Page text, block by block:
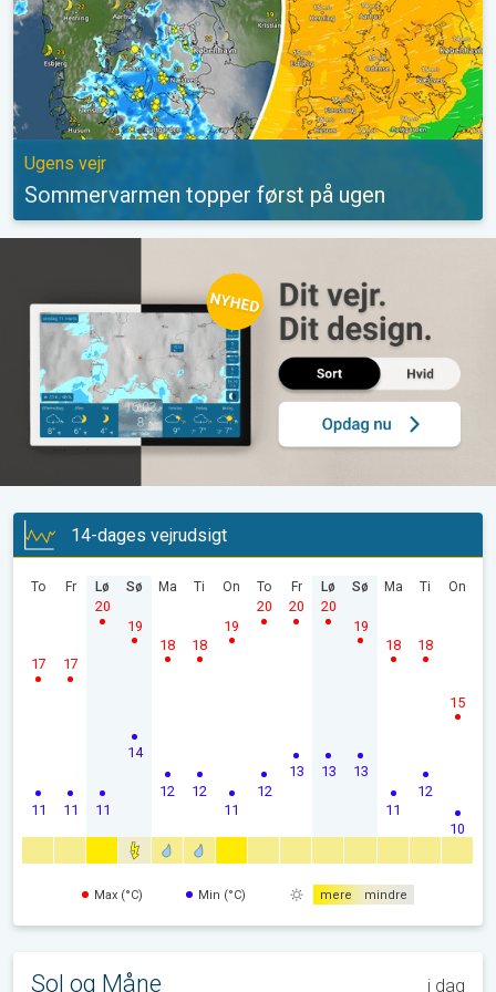
Ugens vejr
Sommervarmen topper først på ugen
14-dages vejrudsigt
To
11
17
Fr
11
17
Lø
11
20
Sø
14
19
Ma
12
18
Ti
12
18
On
11
19
To
12
20
Fr
13
20
Lø
13
20
Sø
13
19
Ma
11
18
Ti
12
18
On
10
15
Max (°C) Min (°C) mere mindre
Sol og Måne i dag